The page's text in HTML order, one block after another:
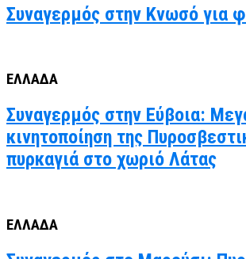
Συναγερμός στην Κνωσό για
ΕΛΛΑΔΑ
Συναγερμός στην Εύβοια:
κινητοποίηση της
πυρκαγιά στο χωριό Λάτας
ΕΛΛΑΔΑ